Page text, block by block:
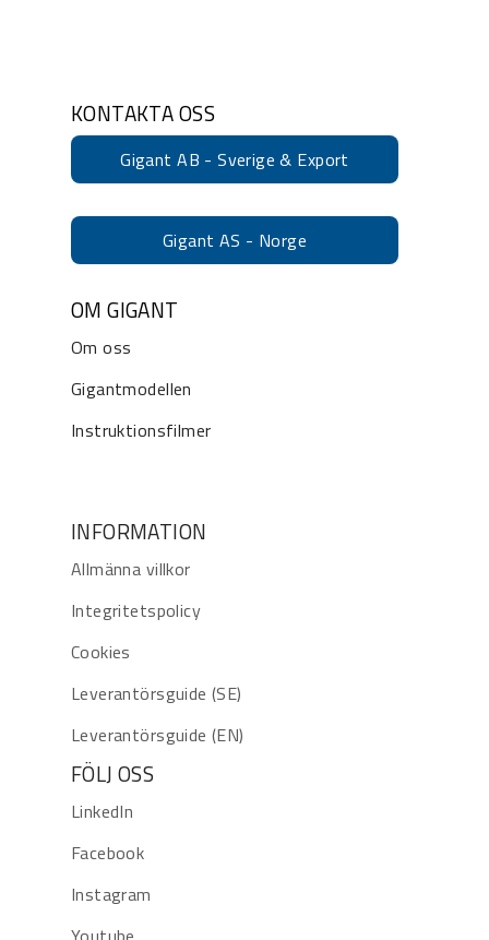
KONTAKTA OSS
Gigant AB - Sverige & Export
Gigant AS - Norge
OM GIGANT
Om oss
Gigantmodellen
Instruktionsfilmer
INFORMATION
Allmänna villkor
Integritetspolicy
Cookies
Leverantörsguide (SE)
Leverantörsguide (EN)
FÖLJ OSS
LinkedIn
Facebook
Instagram